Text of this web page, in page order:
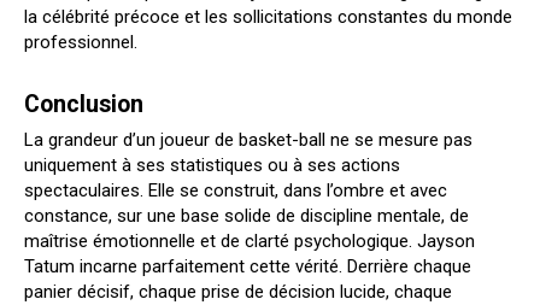
la célébrité précoce et les sollicitations constantes du monde
professionnel.
Conclusion
La grandeur d’un joueur de basket-ball ne se mesure pas
uniquement à ses statistiques ou à ses actions
spectaculaires. Elle se construit, dans l’ombre et avec
constance, sur une base solide de discipline mentale, de
maîtrise émotionnelle et de clarté psychologique. Jayson
Tatum incarne parfaitement cette vérité. Derrière chaque
panier décisif, chaque prise de décision lucide, chaque